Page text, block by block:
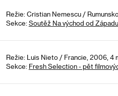
Režie: Cristian Nemescu /
Sekce: Soutěž Na východ od Západu
Režie: Luis Nieto / Francie, 2006, 4
Sekce: Fresh Selection - pět